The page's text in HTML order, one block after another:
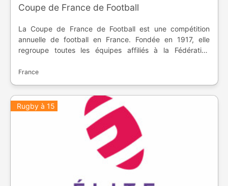
Coupe de France de Football
La Coupe de France de Football est une compétition
annuelle de football en France. Fondée en 1917, elle
regroupe toutes les équipes affiliés à la Fédération
sont des matchs à élimination directe avec une finale au
France
Rugby à 15